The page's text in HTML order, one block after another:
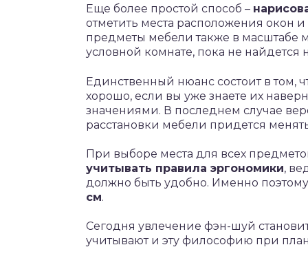
Еще более простой способ –
отметить места расположения окон
предметы мебели также в масштабе
условной комнате, пока не
Единственный нюанс состоит в том,
хорошо, если вы уже знаете их
значениями. В последнем случае
расстановки мебели придется
При выборе места для всех
учитывать правила эргономики,
должно быть удобно. Именно
см.
Сегодня увлечение фэн-шуй
учитывают и эту философию при